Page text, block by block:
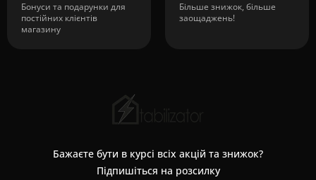
Бонуси та подарунки для
постійних клієнтів
магазину
Більше знижок, більше
заощаджень!
Бажаєте бути в курсі всіх акцій та знижок?
Підпишіться на розсилку